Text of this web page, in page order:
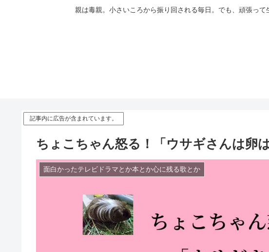
親は毒親。小さいころから振り回される毎日。でも、頑張っ
記事内に広告が含まれています。
ちょこちゃん怒る！「ウサギさんは卵
面白かったテレビドラマとか本とか心に残る歌とか